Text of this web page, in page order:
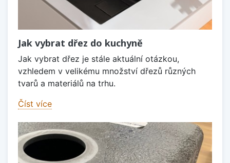
Jak vybrat dřez do kuchyně
Jak vybrat dřez je stále aktuální otázkou,
vzhledem v velikému množství dřezů různých
tvarů a materiálů na trhu.
Číst více